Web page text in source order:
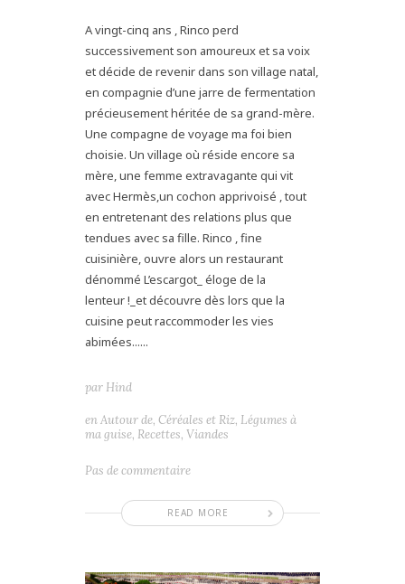
A vingt-cinq ans , Rinco perd
successivement son amoureux et sa voix
et décide de revenir dans son village natal,
en compagnie d’une jarre de fermentation
précieusement héritée de sa grand-mère.
Une compagne de voyage ma foi bien
choisie. Un village où réside encore sa
mère, une femme extravagante qui vit
avec Hermès,un cochon apprivoisé , tout
en entretenant des relations plus que
tendues avec sa fille. Rinco , fine
cuisinière, ouvre alors un restaurant
dénommé L’escargot_ éloge de la
lenteur !_et découvre dès lors que la
cuisine peut raccommoder les vies
abimées......
READ MORE
par Hind
enAutour de, Céréales et Riz, Légumes à
ma guise, Recettes, Viandes
Pas de commentaire